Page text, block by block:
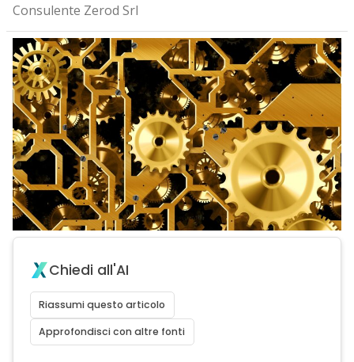
Consulente Zerod Srl
Chiedi all'AI
Riassumi questo articolo
Approfondisci con altre fonti